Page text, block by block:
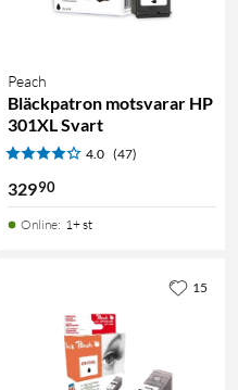
Peach
Bläckpatron motsvarar HP
301XL Svart
4.0 (47)
32990
Online: 1+ st
15